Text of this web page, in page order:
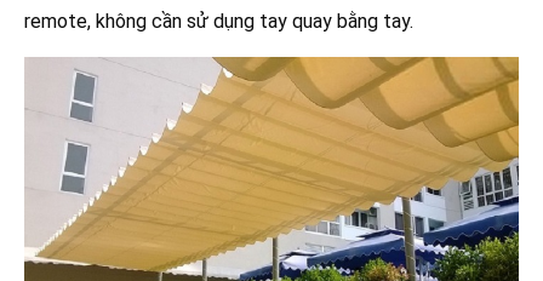
remote, không cần sử dụng tay quay bằng tay.